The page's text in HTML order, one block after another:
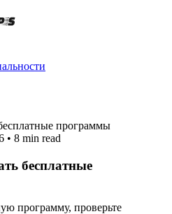
• 8 min read
бесплатные
программу, проверьте